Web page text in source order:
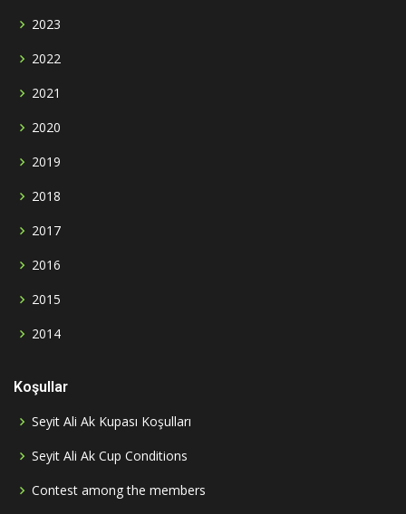
2023
2022
2021
2020
2019
2018
2017
2016
2015
2014
Koşullar
Seyit Ali Ak Kupası Koşulları
Seyit Ali Ak Cup Conditions
Contest among the members